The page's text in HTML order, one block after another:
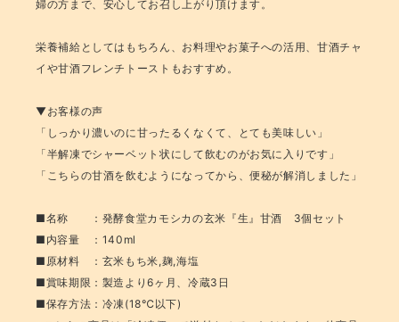
婦の方まで、安心してお召し上がり頂けます。
栄養補給としてはもちろん、お料理やお菓子への活用、甘酒チャ
イや甘酒フレンチトーストもおすすめ。
▼お客様の声
「しっかり濃いのに甘ったるくなくて、とても美味しい」
「半解凍でシャーベット状にして飲むのがお気に入りです」
「こちらの甘酒を飲むようになってから、便秘が解消しました」
■名称 ：発酵食堂カモシカの玄米『生』甘酒 3個セット
■内容量 ：140ml
■原材料 ：玄米もち米,麹,海塩
■賞味期限：製造より6ヶ月、冷蔵3日
■保存方法：冷凍(18℃以下)